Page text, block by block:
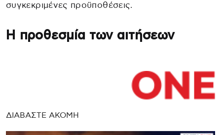
συγκεκριμένες προϋποθέσεις.
Η προθεσμία των αιτήσεων
ΔΙΑΒΑΣΤΕ ΑΚΟΜΗ